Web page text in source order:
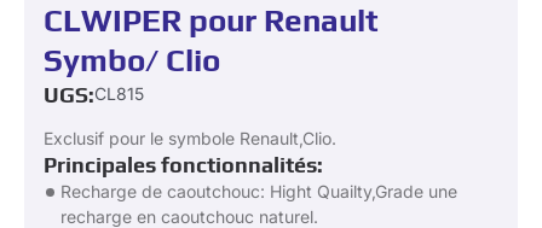
CLWIPER pour Renault
Symbo/ Clio
UGS:CL815
Exclusif pour le symbole Renault,Clio.
Principales fonctionnalités:
Recharge de caoutchouc: Hight Quailty,Grade une
recharge en caoutchouc naturel.